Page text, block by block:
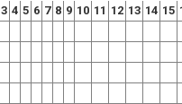
3 4 5 6 7 8 9 10 11 12 13 14 15